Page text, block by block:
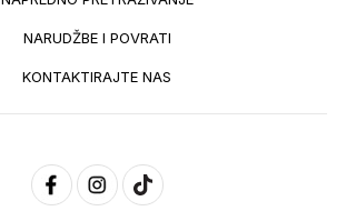
NARUDŽBE I POVRATI
KONTAKTIRAJTE NAS